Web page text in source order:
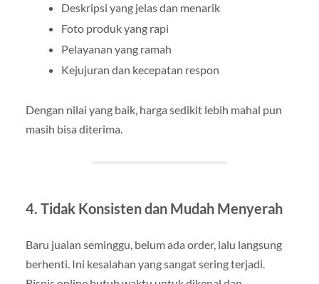
Deskripsi yang jelas dan menarik
Foto produk yang rapi
Pelayanan yang ramah
Kejujuran dan kecepatan respon
Dengan nilai yang baik, harga sedikit lebih mahal pun
masih bisa diterima.
4. Tidak Konsisten dan Mudah Menyerah
Baru jualan seminggu, belum ada order, lalu langsung
berhenti. Ini kesalahan yang sangat sering terjadi.